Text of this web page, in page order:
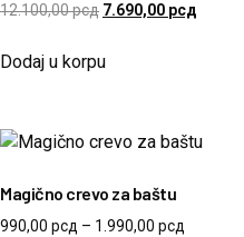
12.100,00рсд 7.690,00 рсд
Dodaj u korpu
Magično crevo za baštu
990,00 рсд – 1.990,00 рсд